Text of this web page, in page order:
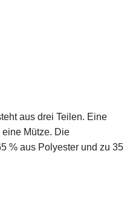
aus drei Teilen. Eine
eine Mütze. Die
% aus Polyester und zu 35